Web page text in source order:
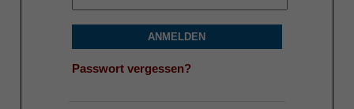
ANMELDEN
Passwort vergessen?